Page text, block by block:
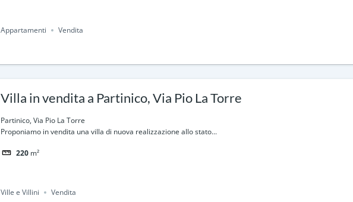
Appartamenti Vendita
Villa in vendita a Partinico, Via Pio La Torre
Partinico, Via Pio La Torre
Proponiamo in vendita una villa di nuova realizzazione allo stato...
220 m²
Ville e Villini Vendita